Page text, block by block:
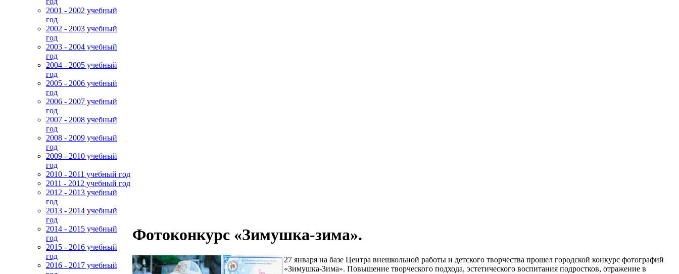
2001 - 2002 учебный
год
2002 - 2003 учебный
год
2003 - 2004 учебный
год
2004 - 2005 учебный
год
2005 - 2006 учебный
год
2006 - 2007 учебный
год
2007 - 2008 учебный
год
2008 - 2009 учебный
год
2009 - 2010 учебный
год
2010 - 2011 учебный год
2011 - 2012 учебный год
2012 - 2013 учебный
год
2013 - 2014 учебный
год
2014 - 2015 учебный
год
2015 - 2016 учебный
год
2016 - 2017 учебный
Фотоконкурс «Зимушка-зима».
27 января на базе Центра внешкольной работы и детского творчества прошел городской конкурс фотографий
«Зимушка-Зима». Повышение творческого подхода, эстетического воспитания подростков, отражение в